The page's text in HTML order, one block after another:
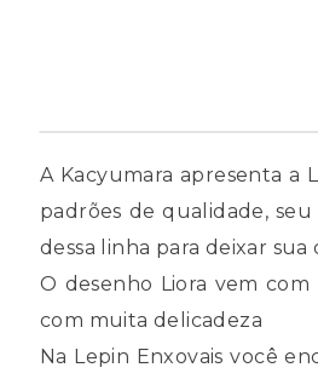
A Kacyumara apresenta a
padrões de qualidade,
dessa linha para deixar
O desenho Liora vem
com muita delicadeza
Na Lepin Enxovais você